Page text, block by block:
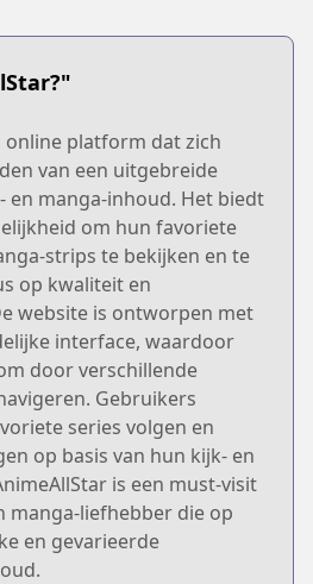
online platform dat zich
van een uitgebreide
en manga-inhoud. Het biedt
om hun favoriete
strips te bekijken en te
op kwaliteit en
website is ontworpen met
interface, waardoor
door verschillende
Gebruikers
series volgen en
op basis van hun kijk- en
is een must-visit
manga-liefhebber die op
en gevarieerde